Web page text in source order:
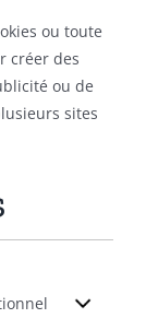
ou toute
créer des
ou de
sites